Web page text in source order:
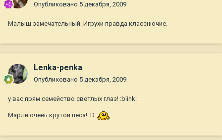
Опубликовано 5 декабря, 2009
Малыш замечательный. Игрухи правда класснючие.
Lenka-penka
Опубликовано 5 декабря, 2009
у вас прям семейство светлых глаз! :blink:
Марли очень крутой пёса! :D